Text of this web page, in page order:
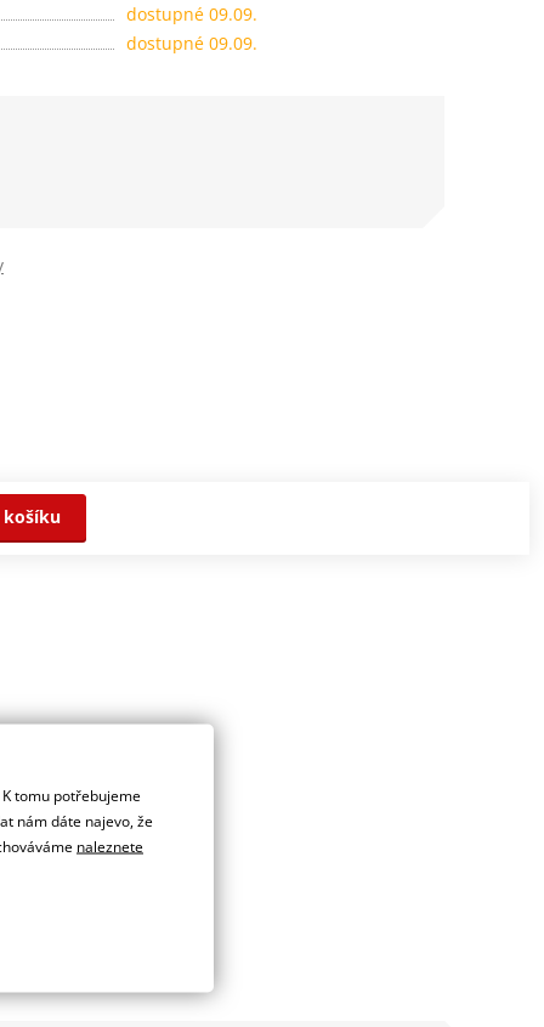
dostupné 09.09.
dostupné 09.09.
košíku
tomu potřebujeme
nám dáte najevo, že
naleznete